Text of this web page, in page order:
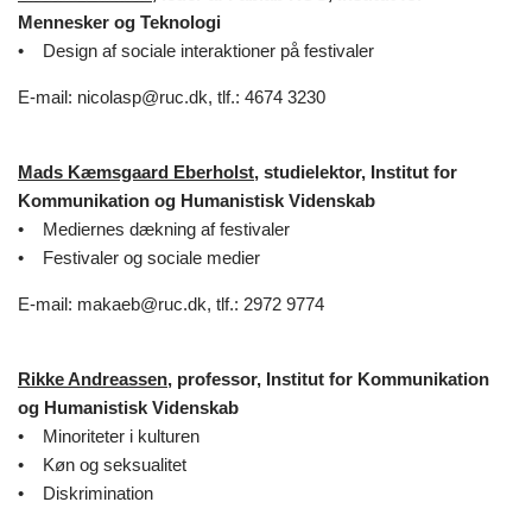
Mennesker og Teknologi
• Design af sociale interaktioner på festivaler
E-mail: nicolasp@ruc.dk, tlf.: 4674 3230
Mads Kæmsgaard Eberholst, studielektor, Institut for
Kommunikation og Humanistisk Videnskab
• Mediernes dækning af festivaler
• Festivaler og sociale medier
E-mail: makaeb@ruc.dk, tlf.: 2972 9774
Rikke Andreassen, professor, Institut for Kommunikation
og Humanistisk Videnskab
• Minoriteter i kulturen
• Køn og seksualitet
• Diskrimination